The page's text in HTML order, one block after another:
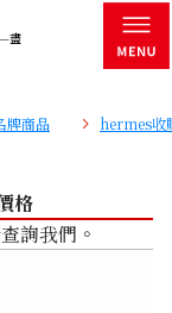
盡
牌商品 hermes收
格
詢我們。